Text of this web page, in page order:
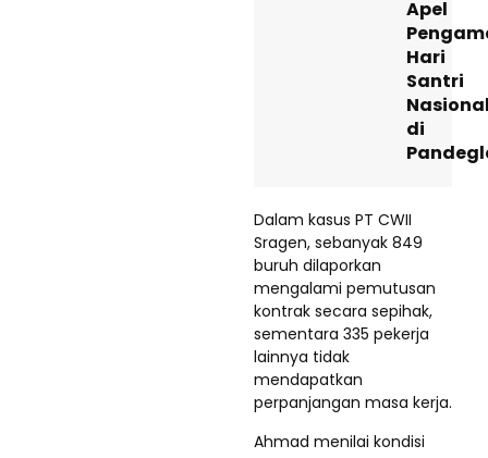
Apel
Hari
Santri
di
Dalam kasus PT CWII
Sragen, sebanyak 849
buruh dilaporkan
mengalami pemutusan
kontrak secara sepihak,
sementara 335 pekerja
lainnya tidak
mendapatkan
perpanjangan masa kerja.
Ahmad menilai kondisi